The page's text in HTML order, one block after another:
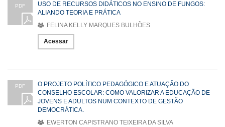
PDF
USO DE RECURSOS DIDÁTICOS NO ENSINO DE FUNGOS:
ALIANDO TEORIA E PRÁTICA
FELINA KELLY MARQUES BULHÕES
Acessar
PDF
O PROJETO POLÍTICO PEDAGÓGICO E ATUAÇÃO DO
CONSELHO ESCOLAR: COMO VALORIZAR A EDUCAÇÃO DE
JOVENS E ADULTOS NUM CONTEXTO DE GESTÃO
DEMOCRÁTICA.
EWERTON CAPISTRANO TEIXEIRA DA SILVA